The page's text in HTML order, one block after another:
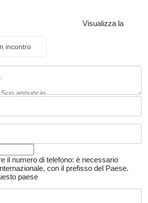
Visualizza la
incontro
il numero di telefono: è necessario
con il prefisso del Paese.
paese